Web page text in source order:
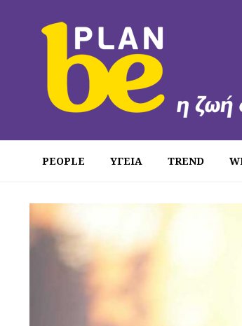
PEOPLE ΥΓΕΙΑ TREND